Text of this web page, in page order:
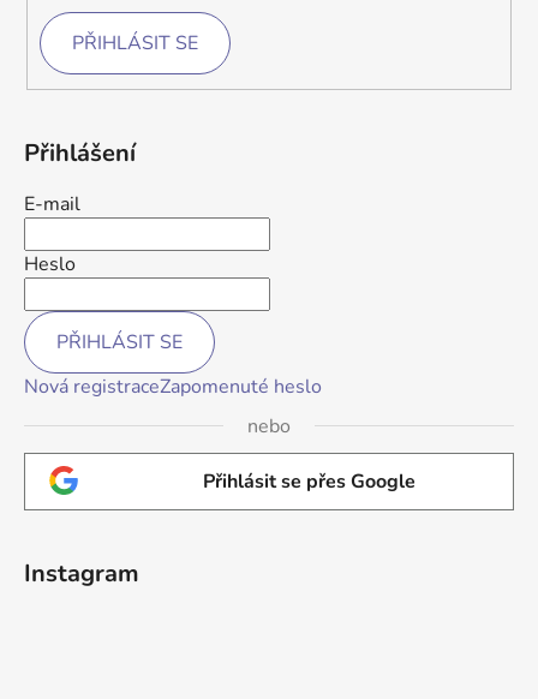
PŘIHLÁSIT SE
Přihlášení
E-mail
Heslo
PŘIHLÁSIT SE
Nová registraceZapomenuté heslo
nebo
Přihlásit se přes Google
Instagram